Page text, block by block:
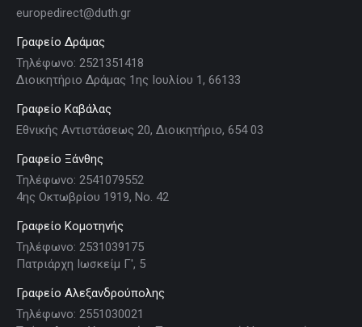
europedirect@duth.gr
Γραφείο Δράμας
Τηλέφωνο: 2521351418
Διοικητήριο Δράμας 1ης Ιουλίου 1, 66133
Γραφείο Καβάλας
Εθνικής Αντιστάσεως 20, Διοικητήριο, 654 03
Γραφείο Ξάνθης
Τηλέφωνο: 2541079552
4ης Οκτωβρίου 1919, Νο. 42
Γραφείο Κομοτηνής
Τηλέφωνο: 2531039175
Πατριάρχη Ιωσκείμ Γ', 5
Γραφείο Αλεξανδρούπολης
Τηλέφωνο: 2551030021